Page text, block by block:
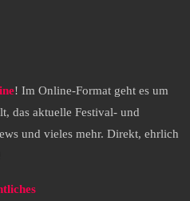
! Im Online-Format geht es um
das aktuelle Festival- und
und vieles mehr. Direkt, ehrlich